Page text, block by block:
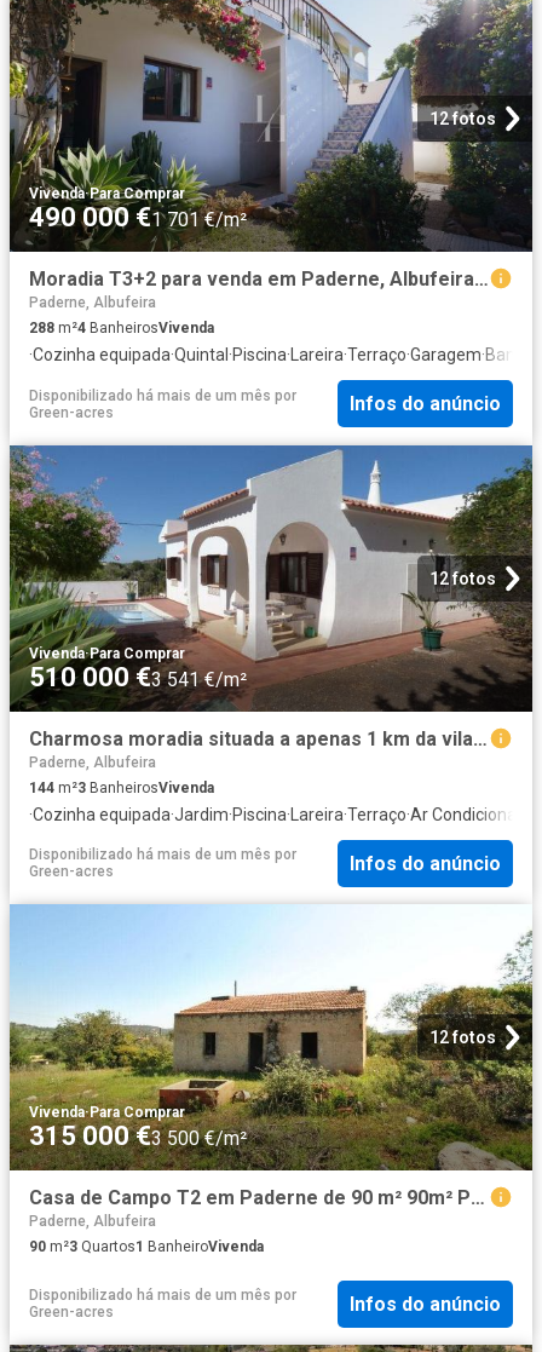
12 fotos
Vivenda·Para Comprar
490 000 €1 701 €/m²
Moradia T3+2 para venda em Paderne, Albufeira 288m² Paderne
Paderne, Albufeira
288 m²4 BanheirosVivenda
·Cozinha equipada·Quintal ·Piscina· Lareira·Terraço·Garagem·
Disponibilizado há mais de um mês por
Green-acres
Infos do anúncio
12 fotos
Vivenda·Para Comprar
510 000 €3 541 €/m²
Charmosa moradia situada a apenas 1 km da vila de Paderne e. 144m² Paderne
Paderne, Albufeira
144 m²3 BanheirosVivenda
·Cozinha equipada·Jardim·Piscina·Lareira·Terraço·Ar Condicionado
Disponibilizado há mais de um mês por
Green-acres
Infos do anúncio
12 fotos
Vivenda·Para Comprar
315 000 €3 500 €/m²
Casa de Campo T2 em Paderne de 90 m² 90m² Paderne
Paderne, Albufeira
90 m²3 Quartos1 BanheiroVivenda
Disponibilizado há mais de um mês por
Green-acres
Infos do anúncio